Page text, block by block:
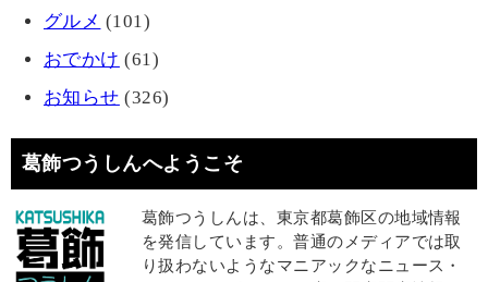
グルメ (101)
おでかけ (61)
お知らせ (326)
葛飾つうしんへようこそ
葛飾つうしんは、東京都葛飾区の地域情報
を発信しています。普通のメディアでは取
り扱わないようなマニアックなニュース・